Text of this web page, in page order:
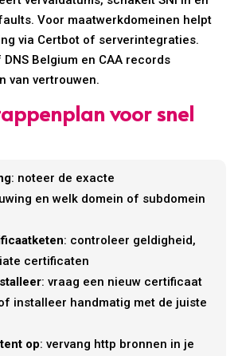
Voor maatwerkdomeinen helpt
via Certbot of serverintegraties.
DNS Belgium en CAA records
van vertrouwen.
voor snel
: noteer de exacte
en welk domein of subdomein
: controleer geldigheid,
certificaten
: vraag een nieuw certificaat
installeer handmatig met de juiste
op: vervang http bronnen in je